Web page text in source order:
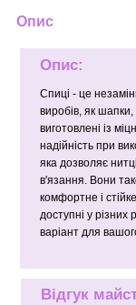
Опис
Опис:
Спиці - це
виробів, як
виготовлені із
надійність при
яка дозволяє
в'язання. Вони
комфортне і
доступні у
варіант для
Відгук